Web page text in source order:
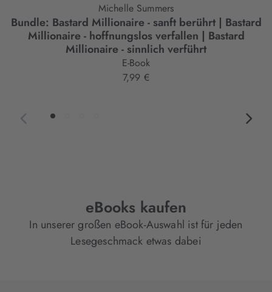
Michelle Summers
Bundle: Bastard Millionaire - sanft berührt | Bastard
Millionaire - hoffnungslos verfallen | Bastard
Millionaire - sinnlich verführt
E-Book
7,99 €
eBooks kaufen
In unserer großen eBook-Auswahl ist für jeden
Lesegeschmack etwas dabei